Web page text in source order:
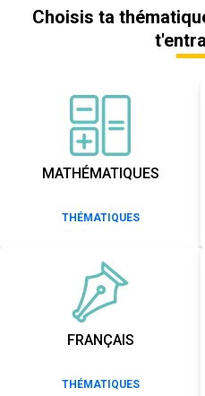
Choisis ta
MATHÉMATIQUES
THÉMATIQUES
FRANÇAIS
THÉMATIQUES